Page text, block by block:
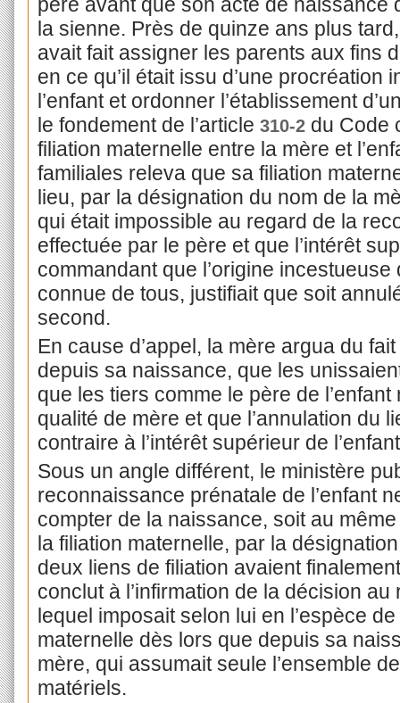
la sienne. Près de quinze ans plus
avait fait assigner les parents aux fins
en ce qu’il était issu d’une procréation
l’enfant et ordonner l’établissement
le fondement de l’article 310-2du Code
filiation maternelle entre la mère et
familiales releva que sa filiation
lieu, par la désignation du nom de la
qui était impossible au regard de la
effectuée par le père et que l’intérêt
commandant que l’origine
connue de tous, justifiait que soit
second.
En cause d’appel, la mère argua du fait
depuis sa naissance, que les
que les tiers comme le père de
qualité de mère et que l’annulation du
contraire à l’intérêt supérieur de
Sous un angle différent, le ministère
reconnaissance prénatale de l’enfant
compter de la naissance, soit au
la filiation maternelle, par la
deux liens de filiation avaient
conclut à l’infirmation de la décision au
lequel imposait selon lui en l’espèce
maternelle dès lors que depuis sa
mère, qui assumait seule l’ensemble
matériels.